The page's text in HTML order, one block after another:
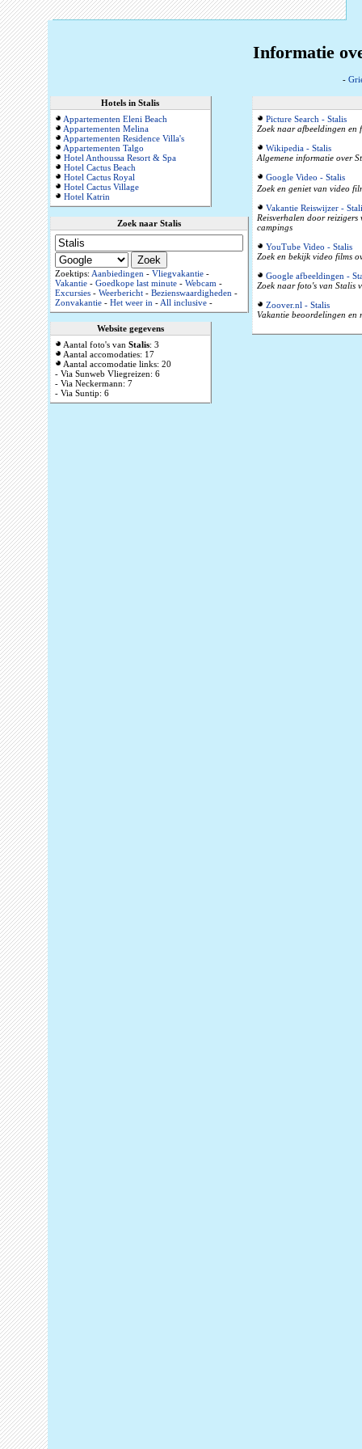
Informatie
-
Hotels in Stalis
Appartementen Eleni Beach
Appartementen Melina
Appartementen Residence Villa's
Appartementen Talgo
Hotel Anthoussa Resort & Spa
Hotel Cactus Beach
Hotel Cactus Royal
Hotel Cactus Village
Hotel Katrin
Zoek naar Stalis
Zoektips: Aanbiedingen- Vliegvakantie-
Vakantie- Goedkope last minute- Webcam-
Excursies- Weerbericht- Bezienswaardigheden-
Zonvakantie- Het weer in-All inclusive-
Website gegevens
Aantal foto's van Stalis: 3
Aantal accomodaties: 17
Aantal accomodatie links: 20
- Via Sunweb Vliegreizen: 6
- Via Neckermann: 7
- Via Suntip: 6
Picture Search - Stalis
Zoek naar afbeeldingen en
Wikipedia - Stalis
Algemene informatie over
Google Video - Stalis
Zoek en geniet van video
Vakantie Reiswijzer -
Reisverhalen door reizigers
campings
YouTube Video - Stalis
Zoek en bekijk video films
Google afbeeldingen -
Zoek naar foto's van Stalis
Zoover.nl - Stalis
Vakantie beoordelingen en